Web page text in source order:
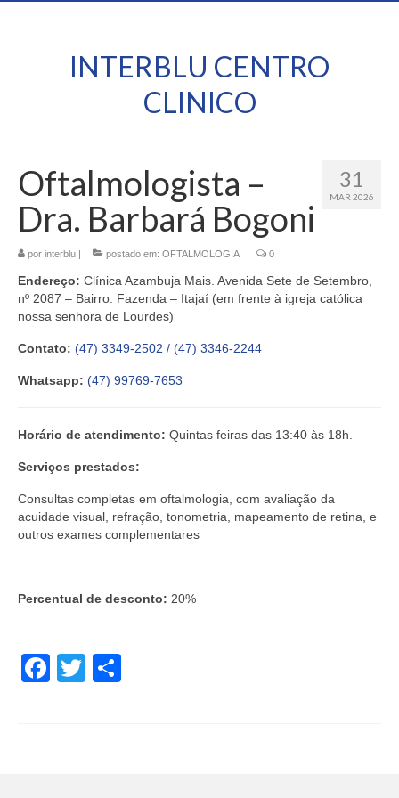
INTERBLU CENTRO
CLINICO
31
MAR 2026
Oftalmologista –
Dra. Barbará Bogoni
por interblu | postado em: OFTALMOLOGIA | 0
Endereço: Clínica Azambuja Mais. Avenida Sete de Setembro,
nº 2087 – Bairro: Fazenda – Itajaí (em frente à igreja católica
nossa senhora de Lourdes)
Contato: (47) 3349-2502 / (47) 3346-2244
Whatsapp: (47) 99769-7653
Horário de atendimento: Quintas feiras das 13:40 às 18h.
Serviços prestados:
Consultas completas em oftalmologia, com avaliação da
acuidade visual, refração, tonometria, mapeamento de retina, e
outros exames complementares
Percentual de desconto: 20%
Facebook
Twitter